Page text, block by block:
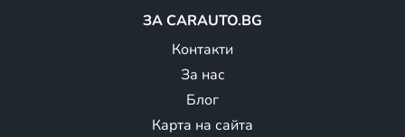
ЗА CARAUTO.BG
Контакти
За нас
Блог
Карта на сайта